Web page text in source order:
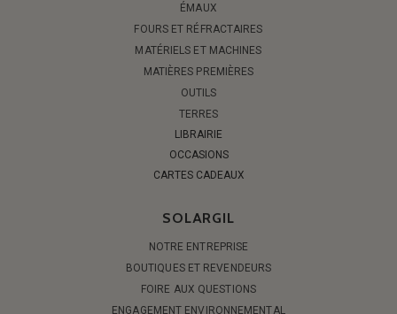
ÉMAUX
FOURS ET RÉFRACTAIRES
MATÉRIELS ET MACHINES
MATIÈRES PREMIÈRES
OUTILS
TERRES
LIBRAIRIE
OCCASIONS
CARTES CADEAUX
SOLARGIL
NOTRE ENTREPRISE
BOUTIQUES ET REVENDEURS
FOIRE AUX QUESTIONS
ENGAGEMENT ENVIRONNEMENTAL